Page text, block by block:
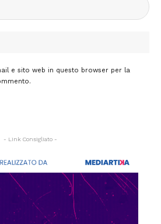
e sito web in questo browser per la
- Link Consigliato -